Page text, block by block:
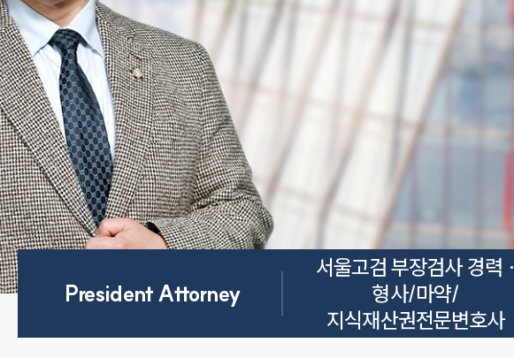
President Attorney
서울고검 부장검사 경력 ·
형사/마약/
지식재산권전문변호사